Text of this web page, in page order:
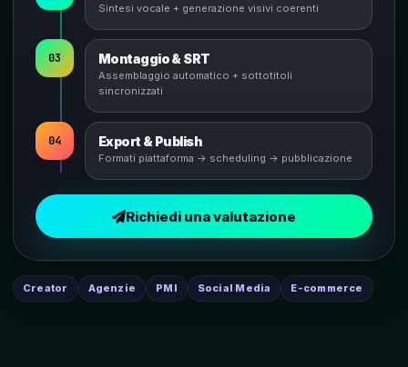
Sintesi vocale + generazione visivi coerenti
03 Montaggio & SRT
Assemblaggio automatico + sottotitoli
sincronizzati
04 Export & Publish
Formati piattaforma → scheduling → pubblicazione
Richiedi una valutazione
Creator Agenzie PMI Social Media E-commerce